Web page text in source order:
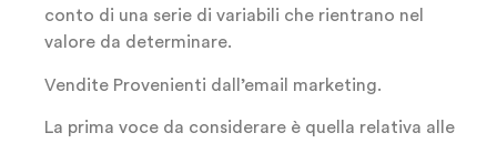
conto di una serie di variabili che rientrano nel
valore da determinare.
Vendite Provenienti dall’email marketing.
La prima voce da considerare è quella relativa alle